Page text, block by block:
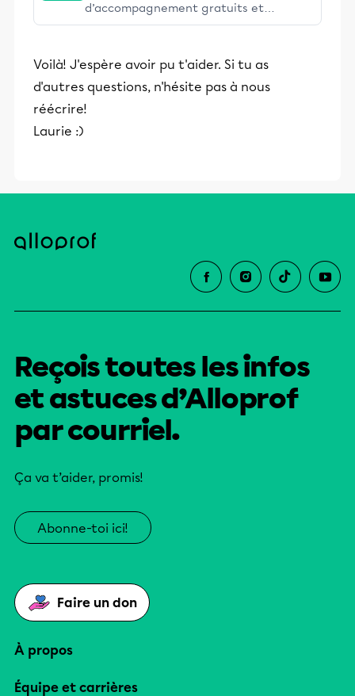
d’accompagnement gratuits et
stimulants, Alloprof engage les élèves
éducative.
Voilà! J'espère avoir pu t'aider. Si tu as
d'autres questions, n'hésite pas à nous
réécrire!
Laurie :)
Reçois toutes les infos
et astuces d’Alloprof
par courriel.
Ça va t’aider, promis!
Abonne-toi ici!
Faire un don
À propos
Équipe et carrières